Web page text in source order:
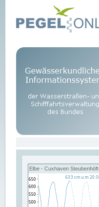
Elbe - Cuxhaven Steubenhöft